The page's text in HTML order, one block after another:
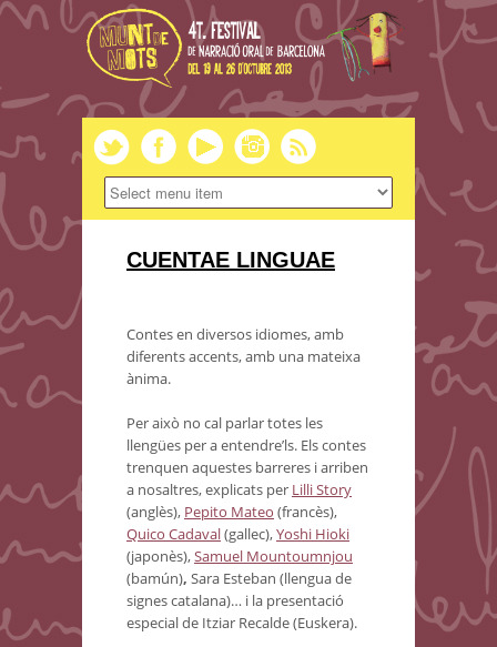
CUENTAE LINGUAE
Contes en diversos idiomes, amb
diferents accents, amb una mateixa
ànima.
Per això no cal parlar totes les
llengües per a entendre’ls. Els contes
trenquen aquestes barreres i arriben
a nosaltres, explicats per Lilli Story
(anglès), Pepito Mateo (francès),
Quico Cadaval(gallec),Yoshi Hioki
(japonès),Samuel Mountoumnjou
(bamún), Sara Esteban (llengua de
signes catalana)… i la presentació
especial de Itziar Recalde (Euskera).